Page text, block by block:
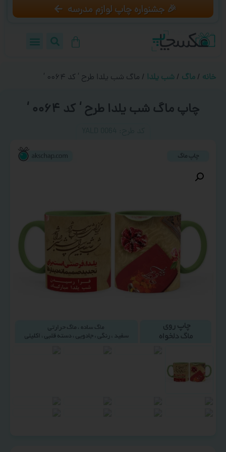
🎉 جشنواره چاپ لوازم مدرسه
خانه / ماگ / شب یلدا / ماگ شب یلدا طرح ‘ کد ۰۰۶۴ ‘
چاپ ماگ شب یلدا طرح ‘ کد ۰۰۶۴ ‘